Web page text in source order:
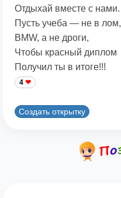
Отдыхай вместе с нами.
Пусть учеба — не в лом,
BMW, а не дроги,
Чтобы красный диплом
Получил ты в итоге!!!
4
Создать открытку